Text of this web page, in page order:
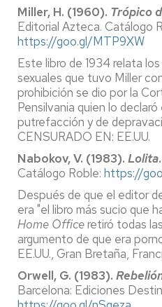
Miller, H. (1960). Trópico
Editorial Azteca. Catálogo
https://goo.gl/MTP9XW
Este libro de 1934 relata
sexuales que tuvo Miller
prohibición se dio por la
Pensilvania quien lo declaró
putrefacción y de
CENSURADO EN: EE.UU.
Nabokov, V. (1983). Lolita.
Catálogo Roble: https://
Después de que el editor
era "el libro más sucio que
Home Officeretiró todas
argumento de que era
EE.UU., Gran Bretaña,
Orwell, G. (1983).
Barcelona: Ediciones